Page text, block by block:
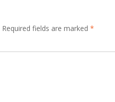
Required fields are marked *